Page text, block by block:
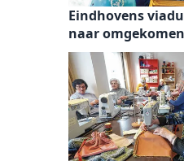
Eindhovens
naar